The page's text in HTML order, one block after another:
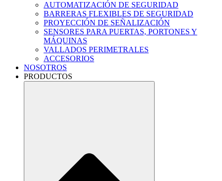
AUTOMATIZACIÓN DE SEGURIDAD
BARRERAS FLEXIBLES DE SEGURIDAD
PROYECCIÓN DE SEÑALIZACIÓN
SENSORES PARA PUERTAS, PORTONES Y
MÁQUINAS
VALLADOS PERIMETRALES
ACCESORIOS
NOSOTROS
PRODUCTOS